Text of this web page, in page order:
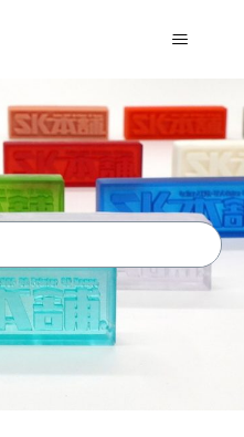
ーサポート